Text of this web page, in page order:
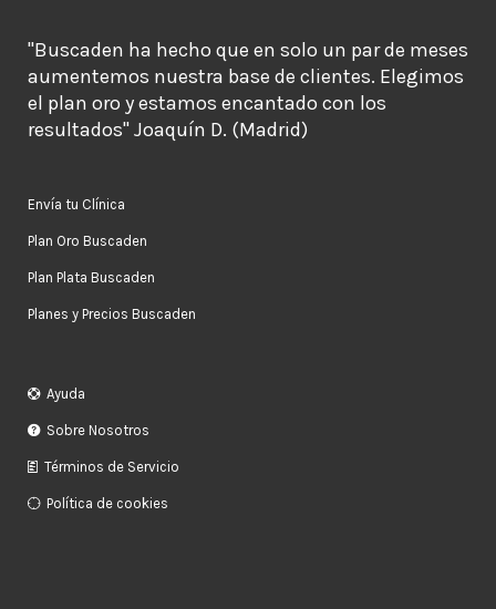
"Buscaden ha hecho que en solo un par de meses
aumentemos nuestra base de clientes. Elegimos
el plan oro y estamos encantado con los
resultados" Joaquín D. (Madrid)
Envía tu Clínica
Plan Oro Buscaden
Plan Plata Buscaden
Planes y Precios Buscaden
Ayuda
Sobre Nosotros
Términos de Servicio
Política de cookies